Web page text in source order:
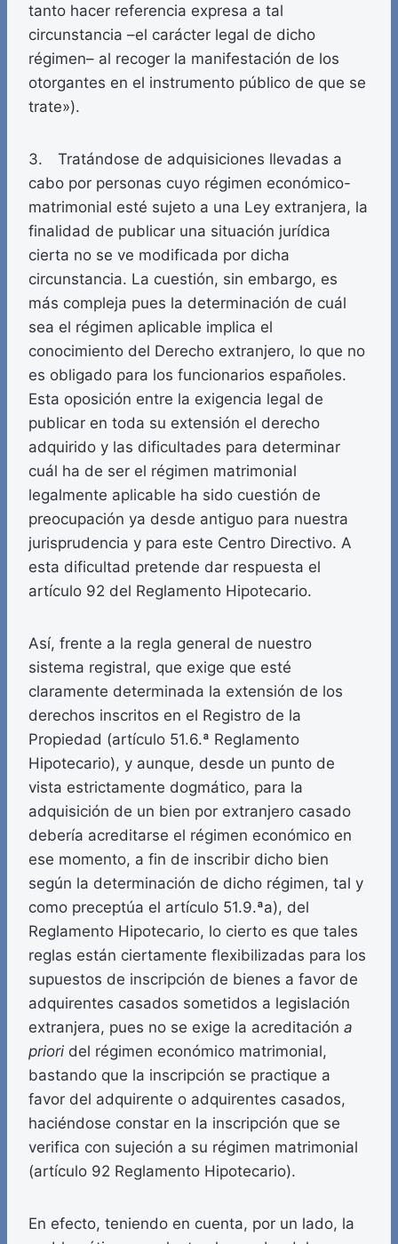
tanto hacer referencia expresa a tal
circunstancia –el carácter legal de dicho
régimen– al recoger la manifestación de los
otorgantes en el instrumento público de que se
trate»).
3. Tratándose de adquisiciones llevadas a
cabo por personas cuyo régimen económico-
matrimonial esté sujeto a una Ley extranjera, la
finalidad de publicar una situación jurídica
cierta no se ve modificada por dicha
circunstancia. La cuestión, sin embargo, es
más compleja pues la determinación de cuál
sea el régimen aplicable implica el
conocimiento del Derecho extranjero, lo que no
es obligado para los funcionarios españoles.
Esta oposición entre la exigencia legal de
publicar en toda su extensión el derecho
adquirido y las dificultades para determinar
cuál ha de ser el régimen matrimonial
legalmente aplicable ha sido cuestión de
preocupación ya desde antiguo para nuestra
jurisprudencia y para este Centro Directivo. A
esta dificultad pretende dar respuesta el
artículo 92 del Reglamento Hipotecario.
Así, frente a la regla general de nuestro
sistema registral, que exige que esté
claramente determinada la extensión de los
derechos inscritos en el Registro de la
Propiedad (artículo 51.6.ª Reglamento
Hipotecario), y aunque, desde un punto de
vista estrictamente dogmático, para la
adquisición de un bien por extranjero casado
debería acreditarse el régimen económico en
ese momento, a fin de inscribir dicho bien
según la determinación de dicho régimen, tal y
como preceptúa el artículo 51.9.ªa), del
Reglamento Hipotecario, lo cierto es que tales
reglas están ciertamente flexibilizadas para los
supuestos de inscripción de bienes a favor de
adquirentes casados sometidos a legislación
extranjera, pues no se exige la acreditación a
priori del régimen económico matrimonial,
bastando que la inscripción se practique a
favor del adquirente o adquirentes casados,
haciéndose constar en la inscripción que se
verifica con sujeción a su régimen matrimonial
(artículo 92 Reglamento Hipotecario).
En efecto, teniendo en cuenta, por un lado, la